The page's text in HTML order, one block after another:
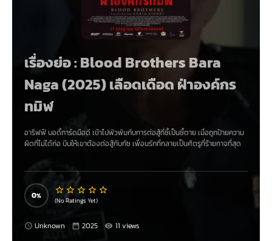
เรื่องย่อ : Blood Brothers Bara
Naga (2025) เลือดเดือด ฝ่าองค์กร
ทมิฬ
อาริฟฟ์ บอดี้การ์ดมือดี เข้าไปพัวพันกับการต่อสู้ที่ชี้เป็นชี้ตาย เมื่อถูกป้ายความ
ผิดที่ไม่ได้ก่อ บีบให้เขาต้องต่อสู้กับกัซ เพื่อนรักที่กลายเป็นศัตรูที่ร้ายกาจที่สุด
0 (No Ratings Yet)
Unknown 2025 11 views